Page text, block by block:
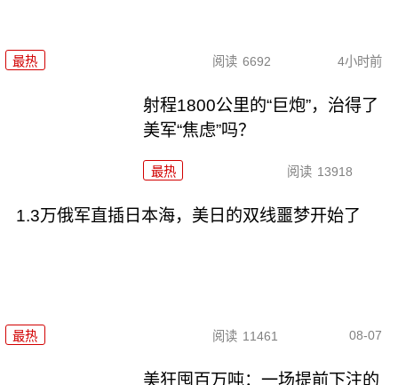
最热 阅读 6692 4小时前
射程1800公里的“巨炮”，治得了
美军“焦虑”吗？
最热 阅读 13918
1.3万俄军直插日本海，美日的双线噩梦开始了
最热 阅读 11461 08-07
美狂囤百万吨：一场提前下注的